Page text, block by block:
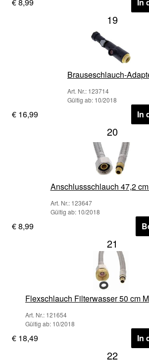
19
Brauseschlauch-
Art. Nr.: 123714
Gültig ab: 10/2018
€ 16,99 In
20
Anschlussschlauch 47,2
Art. Nr.: 123647
Gültig ab: 10/2018
€ 8,99
21
Flexschlauch Filterwasser 50 cm
Art. Nr.: 121654
Gültig ab: 10/2018
€ 18,49 In
22